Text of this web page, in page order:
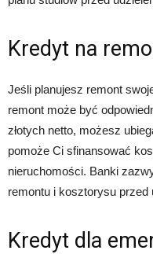
Kredyt na
Jeśli planujesz remont
remont może być
złotych netto, możesz
pomoże Ci sfinansować
nieruchomości. Banki
remontu i kosztorysu przed
Kredyt dla